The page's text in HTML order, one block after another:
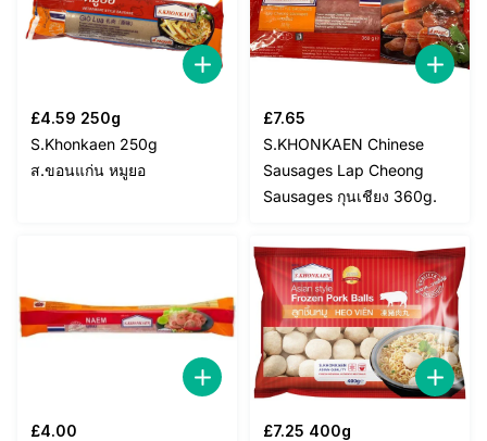
£4.59 250g
S.Khonkaen 250g
ส.ขอนแก่น หมูยอ
£7.65
S.KHONKAEN Chinese
Sausages Lap Cheong
Sausages กุนเชียง 360g.
£4.00
£7.25 400g